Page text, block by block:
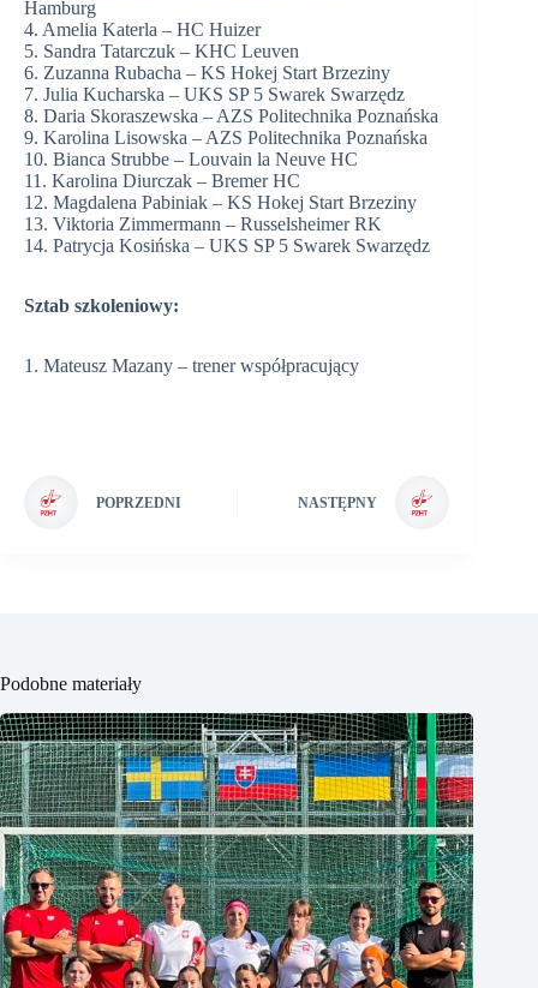
Hamburg
4. Amelia Katerla – HC Huizer
5. Sandra Tatarczuk – KHC Leuven
6. Zuzanna Rubacha – KS Hokej Start Brzeziny
7. Julia Kucharska – UKS SP 5 Swarek Swarzędz
8. Daria Skoraszewska – AZS Politechnika Poznańska
9. Karolina Lisowska – AZS Politechnika Poznańska
10. Bianca Strubbe – Louvain la Neuve HC
11. Karolina Diurczak – Bremer HC
12. Magdalena Pabiniak – KS Hokej Start Brzeziny
13. Viktoria Zimmermann – Russelsheimer RK
14. Patrycja Kosińska – UKS SP 5 Swarek Swarzędz
Sztab szkoleniowy:
1. Mateusz Mazany – trener współpracujący
POPRZEDNI NASTĘPNY
Podobne materiały